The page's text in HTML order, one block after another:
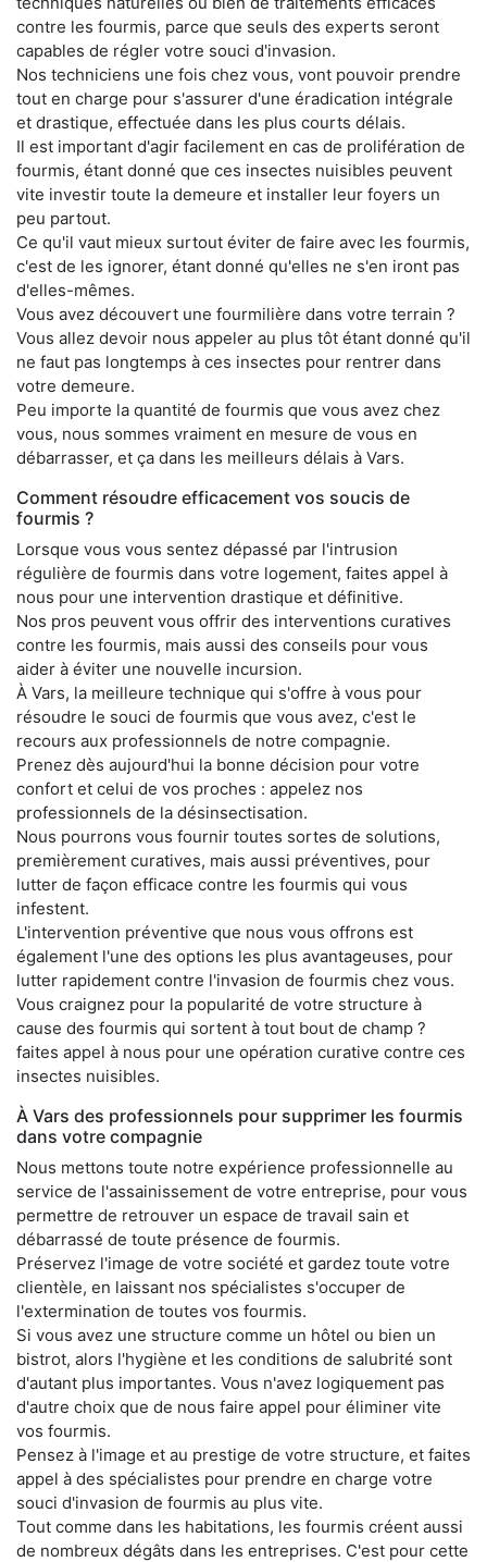
contre les fourmis, parce que seuls des experts seront
capables de régler votre souci d'invasion.
Nos techniciens une fois chez vous, vont pouvoir prendre
tout en charge pour s'assurer d'une éradication intégrale
et drastique, effectuée dans les plus courts délais.
Il est important d'agir facilement en cas de prolifération de
fourmis, étant donné que ces insectes nuisibles peuvent
vite investir toute la demeure et installer leur foyers un
peu partout.
Ce qu'il vaut mieux surtout éviter de faire avec les fourmis,
c'est de les ignorer, étant donné qu'elles ne s'en iront pas
d'elles-mêmes.
Vous avez découvert une fourmilière dans votre terrain ?
Vous allez devoir nous appeler au plus tôt étant donné qu'il
ne faut pas longtemps à ces insectes pour rentrer dans
votre demeure.
Peu importe la quantité de fourmis que vous avez chez
vous, nous sommes vraiment en mesure de vous en
débarrasser, et ça dans les meilleurs délais à Vars.
Comment résoudre efficacement vos soucis de
fourmis ?
Lorsque vous vous sentez dépassé par l'intrusion
régulière de fourmis dans votre logement, faites appel à
nous pour une intervention drastique et définitive.
Nos pros peuvent vous offrir des interventions curatives
contre les fourmis, mais aussi des conseils pour vous
aider à éviter une nouvelle incursion.
À Vars, la meilleure technique qui s'offre à vous pour
résoudre le souci de fourmis que vous avez, c'est le
recours aux professionnels de notre compagnie.
Prenez dès aujourd'hui la bonne décision pour votre
confort et celui de vos proches : appelez nos
professionnels de la désinsectisation.
Nous pourrons vous fournir toutes sortes de solutions,
premièrement curatives, mais aussi préventives, pour
lutter de façon efficace contre les fourmis qui vous
infestent.
L'intervention préventive que nous vous offrons est
également l'une des options les plus avantageuses, pour
lutter rapidement contre l'invasion de fourmis chez vous.
Vous craignez pour la popularité de votre structure à
cause des fourmis qui sortent à tout bout de champ ?
faites appel à nous pour une opération curative contre ces
insectes nuisibles.
À Vars des professionnels pour supprimer les fourmis
dans votre compagnie
Nous mettons toute notre expérience professionnelle au
service de l'assainissement de votre entreprise, pour vous
permettre de retrouver un espace de travail sain et
débarrassé de toute présence de fourmis.
Préservez l'image de votre société et gardez toute votre
clientèle, en laissant nos spécialistes s'occuper de
l'extermination de toutes vos fourmis.
Si vous avez une structure comme un hôtel ou bien un
bistrot, alors l'hygiène et les conditions de salubrité sont
d'autant plus importantes. Vous n'avez logiquement pas
d'autre choix que de nous faire appel pour éliminer vite
vos fourmis.
Pensez à l'image et au prestige de votre structure, et faites
appel à des spécialistes pour prendre en charge votre
souci d'invasion de fourmis au plus vite.
Tout comme dans les habitations, les fourmis créent aussi
de nombreux dégâts dans les entreprises. C'est pour cette